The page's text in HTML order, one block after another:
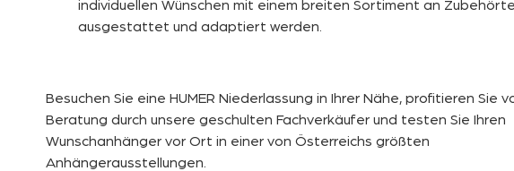
individuellen Wünschen mit einem breiten Sortiment an
ausgestattet und adaptiert werden.
Besuchen Sie eine HUMER Niederlassung in Ihrer Nähe, profitieren Sie
Beratung durch unsere geschulten Fachverkäufer und testen Sie Ihren
Wunschanhänger vor Ort in einer von Österreichs größten
Anhängerausstellungen.